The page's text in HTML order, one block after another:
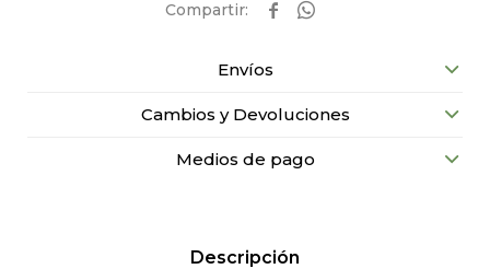
 
Envíos
Cambios y Devoluciones
Medios de pago
Descripción